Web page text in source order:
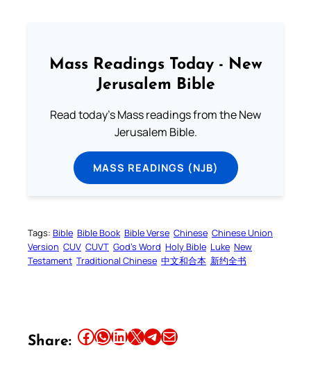
Mass Readings Today - New
Jerusalem Bible
Read today's Mass readings from the New
Jerusalem Bible.
MASS READINGS (NJB)
Tags: Bible Bible Book Bible Verse Chinese Chinese Union
Version CUV CUVT God’s Word Holy Bible Luke New
Testament Traditional Chinese 中文和合本 新约全书
Share: Share this article on Facebook Share this article on WhatsApp Share this article on LinkedIn Share this article on X Share this article on TelegramEmail this Article